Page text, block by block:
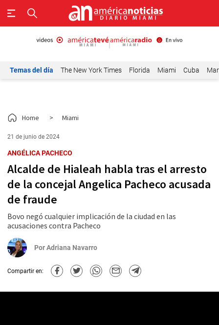
Temas del día The New York Times Florida Miami Cuba
Home > Miami
21 de junio de 2024
ANGÉLICA PACHECO
Alcalde de Hialeah habla tras el arresto
de la concejal Angelica Pacheco acusada
de fraude
Bovo negó cualquier implicación de la ciudad en las
acusaciones contra Pacheco
PorAdriana Navarro
Compartir en: